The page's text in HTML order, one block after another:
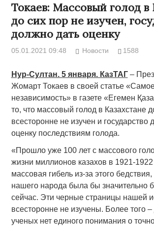
Токаев: Массовый голод в
до сих пор не изучен,
должно дать оценку
05.01.2021 09:48 Новости 1588
Нур-Султан. 5 января. КазТАГ–
Жомарт Токаев в своей статье
независимость» в газете «Егемен
то, что массовый голод в Казахстане
всесторонне не изучен и государство
оценку последствиям голода.
«Прошло уже 100 лет с массового
жизни миллионов казахов в 1921-
массовая гибель из-за этого
нашего народа была бы значительно
сейчас. Эти черные страницы нашей
всесторонне не изучены. Более того
ученых нет единого понимания о